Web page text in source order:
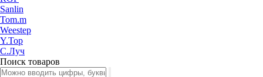
Sanlin
Tom.m
Weestep
Y.Top
С.Луч
Поиск товаров